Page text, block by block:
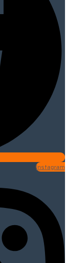
Instagram